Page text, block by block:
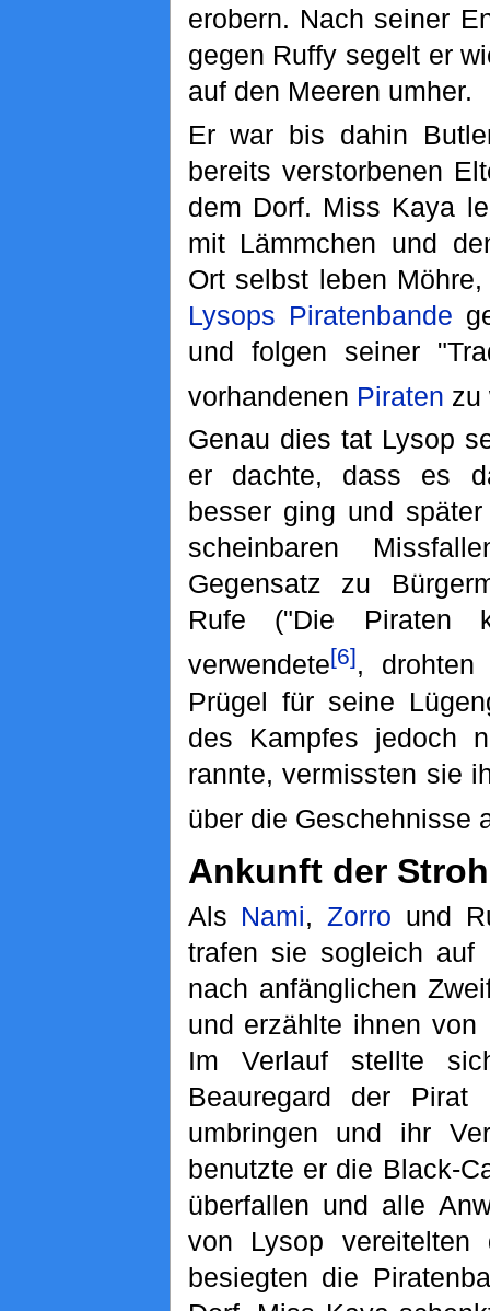
erobern. Nach seiner
gegen Ruffy segelt er
auf den Meeren umher.
Er war bis dahin
bereits verstorbenen
dem Dorf. Miss Kaya
mit Lämmchen und
Ort selbst leben
Lysops Piratenbande
und folgen seiner
vorhandenen Piraten zu
Genau dies tat Lysop
er dachte, dass es
besser ging und
scheinbaren
Gegensatz zu
Rufe ("Die Piraten
verwendete[6], drohten
Prügel für seine
des Kampfes jedoch
rannte, vermissten sie
über die Geschehnisse
Ankunft der
Als Nami,Zorro und
trafen sie sogleich auf
nach anfänglichen
und erzählte ihnen
Im Verlauf stellte
Beauregard der
umbringen und ihr
benutzte er die Black-
überfallen und alle
von Lysop vereitelten
besiegten die